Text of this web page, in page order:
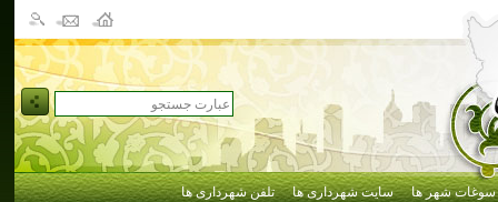
سوغات شهر ها سایت شهرداری ها تلفن شهرداری ها